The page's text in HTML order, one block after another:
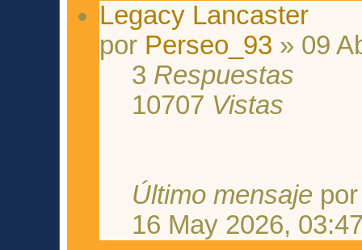
Legacy Lancaster
por Perseo_93 » 09
3 Respuestas
10707 Vistas
Último mensaje
16 May 2026,